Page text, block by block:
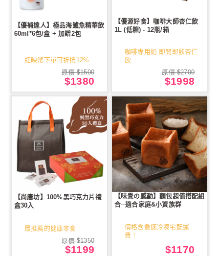
【優補達人】極品海鱸魚精華飲
60ml*6包/盒 + 加贈2包
虹映幣下單可折抵12%
原價 $1500
$1380
【優源好食】咖啡大師杏仁飲
1L (低糖) - 12瓶/箱
咖啡專用奶 即開即飲杏仁
飲
原價 $2700
$1998
【尚唐坊】100%黑巧克力片禮
盒30入
最推薦的健康零食
原價 $1350
$1199
【味覺の感動】麵包超值搭配組
合─適合家庭&小資族群
價格含急速冷凍宅配運
費！
$1170